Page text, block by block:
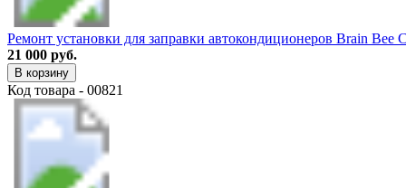
Ремонт установки для заправки автокондиционеров Brain Bee
21 000 руб.
В корзину
Код товара - 00821